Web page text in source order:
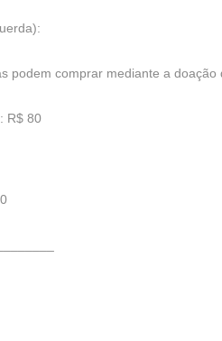
podem comprar mediante a
R$ 80